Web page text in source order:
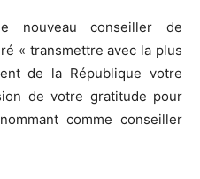
nouveau conseiller de
« transmettre avec la plus
de la République votre
de votre gratitude pour
comme conseiller